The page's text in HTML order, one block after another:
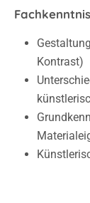
Kontrast)